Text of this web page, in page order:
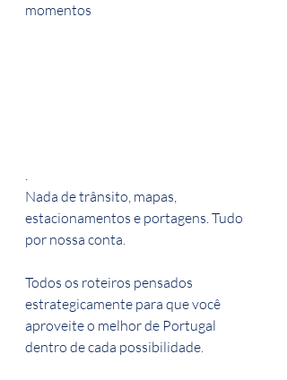
momentos
.
Nada de trânsito, mapas,
estacionamentos e portagens. Tudo
por nossa conta.
Todos os roteiros pensados
estrategicamente para que você
aproveite o melhor de Portugal
dentro de cada possibilidade.